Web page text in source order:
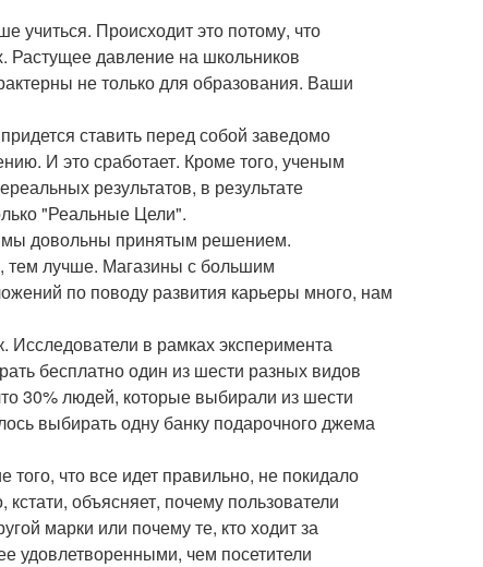
учиться. Происходит это потому, что
Растущее давление на школьников
не только для образования. Ваши
ставить перед собой заведомо
И это сработает. Кроме того, ученым
результатов, в результате
"Реальные Цели".
довольны принятым решением.
тем лучше. Магазины с большим
по поводу развития карьеры много, нам
Исследователи в рамках эксперимента
бесплатно один из шести разных видов
30% людей, которые выбирали из шести
выбирать одну банку подарочного джема
что все идет правильно, не покидало
кстати, объясняет, почему пользователи
марки или почему те, кто ходит за
удовлетворенными, чем посетители